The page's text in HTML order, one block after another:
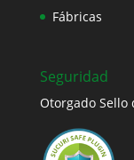
Fábricas
Seguridad
Otorgado Sello